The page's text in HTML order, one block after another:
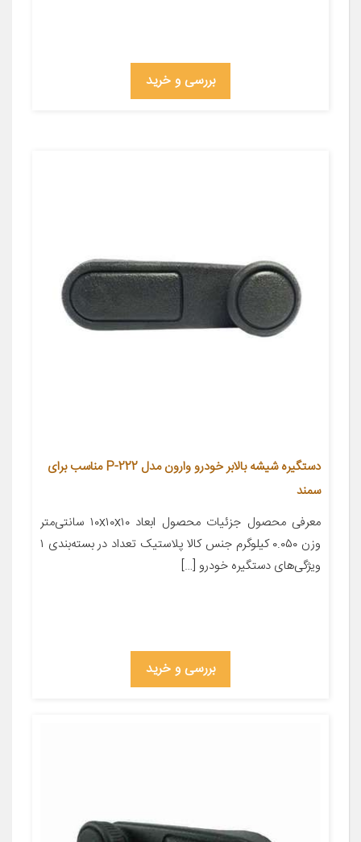
بررسی و خرید
دستگیره شیشه بالابر خودرو وارون مدل P-222 مناسب برای
سمند
معرفی محصول جزئیات محصول ابعاد ۱۰x۱۰x۱۰ سانتی‌متر
وزن ۰.۰۵۰ کیلوگرم جنس کالا پلاستیک تعداد در بسته‌بندی ۱
ویژگی‌های دستگیره خودرو […]
بررسی و خرید